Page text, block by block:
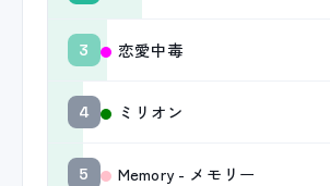
3 恋愛中毒
4 ミリオン
5 Memory - メモリー